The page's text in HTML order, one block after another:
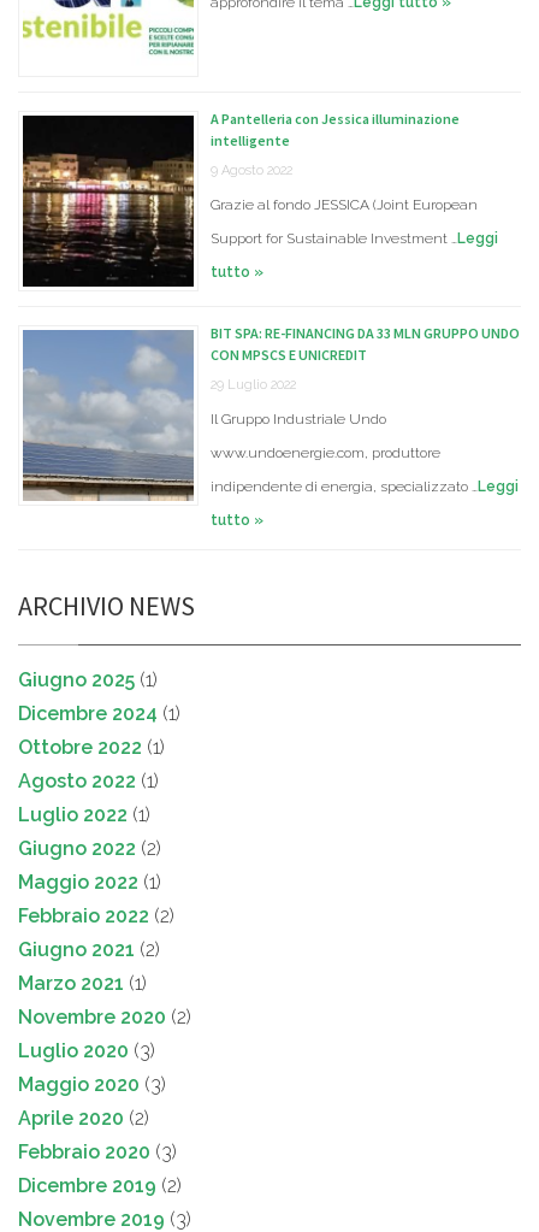
A Pantelleria con Jessica illuminazione
intelligente
9 Agosto 2022
Grazie al fondo JESSICA (Joint European
Support for Sustainable Investment … Leggi
tutto »
BIT SPA: RE-FINANCING DA 33 MLN GRUPPO UNDO
CON MPSCS E UNICREDIT
29 Luglio 2022
Il Gruppo Industriale Undo
www.undoenergie.com, produttore
indipendente di energia, specializzato … Leggi
tutto »
ARCHIVIO NEWS
Giugno 2025 (1)
Dicembre 2024 (1)
Ottobre 2022 (1)
Agosto 2022 (1)
Luglio 2022 (1)
Giugno 2022 (2)
Maggio 2022 (1)
Febbraio 2022 (2)
Giugno 2021 (2)
Marzo 2021 (1)
Novembre 2020 (2)
Luglio 2020 (3)
Maggio 2020 (3)
Aprile 2020 (2)
Febbraio 2020 (3)
Dicembre 2019 (2)
Novembre 2019 (3)